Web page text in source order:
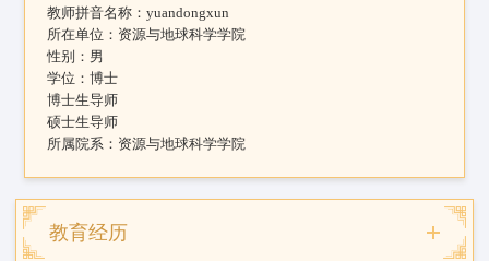
教师拼音名称：yuandongxun
所在单位： 资源与地球科学学院
性别： 男
学位：博士
博士生导师
硕士生导师
所属院系： 资源与地球科学学院
教育经历